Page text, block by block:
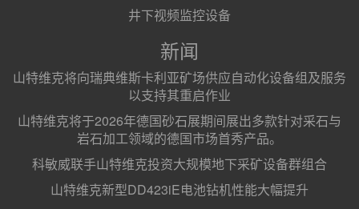
井下视频监控设备
新闻
山特维克将向瑞典维斯卡利亚矿场供应自动化设备组及服务
以支持其重启作业
山特维克将于2026年德国砂石展期间展出多款针对采石与
岩石加工领域的德国市场首秀产品。
科敏威联手山特维克投资大规模地下采矿设备群组合
山特维克新型DD423iE电池钻机性能大幅提升